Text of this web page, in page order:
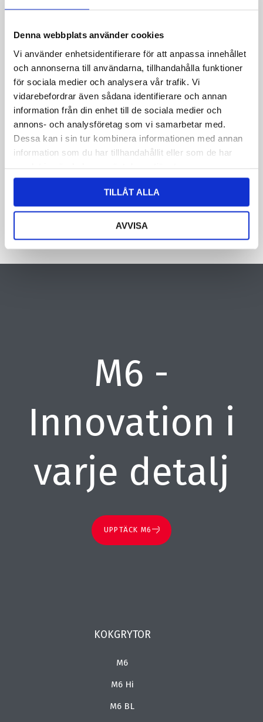
Denna webbplats använder cookies
Vi använder enhetsidentifierare för att anpassa innehållet
och annonserna till användarna, tillhandahålla funktioner
för sociala medier och analysera vår trafik. Vi
vidarebefordrar även sådana identifierare och annan
information från din enhet till de sociala medier och
annons- och analysföretag som vi samarbetar med.
Dessa kan i sin tur kombinera informationen med annan
information som du har tillhandahållit eller som de har
TILLÅT ALLA
AVVISA
Genom att skicka formuläret godkänner du att vi sparar
information om dig. Läs mer om hur vi behandlar dina
personuppgifter i vår integritetspolicy.
M6 -
Innovation i
varje detalj
UPPTÄCK M6
KOKGRYTOR
M6
M6 Hi
M6 BL